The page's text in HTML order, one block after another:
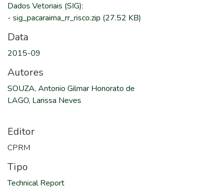
Dados Vetoriais (SIG):
- sig_pacaraima_rr_risco.zip (27.52 KB)
Data
2015-09
Autores
SOUZA, Antonio Gilmar Honorato de
LAGO, Larissa Neves
Editor
CPRM
Tipo
Technical Report